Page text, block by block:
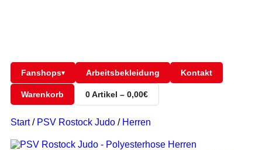
Fanshops▾ Arbeitsbekleidung Kontakt
Warenkorb 0 Artikel – 0,00€
Start / PSV Rostock Judo / Herren